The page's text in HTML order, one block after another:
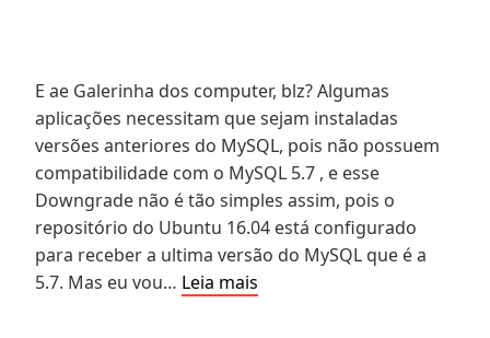
E ae Galerinha dos computer, blz? Algumas
aplicações necessitam que sejam instaladas
versões anteriores do MySQL, pois não possuem
compatibilidade com o MySQL 5.7 , e esse
Downgrade não é tão simples assim, pois o
repositório do Ubuntu 16.04 está configurado
para receber a ultima versão do MySQL que é a
5.7. Mas eu vou… Leia mais